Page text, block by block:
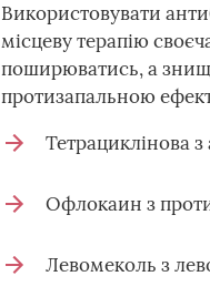
Використовувати
місцеву терапію
поширюватись, а
протизапальною
Тетрациклінова
Офлокаин з
Левомеколь з